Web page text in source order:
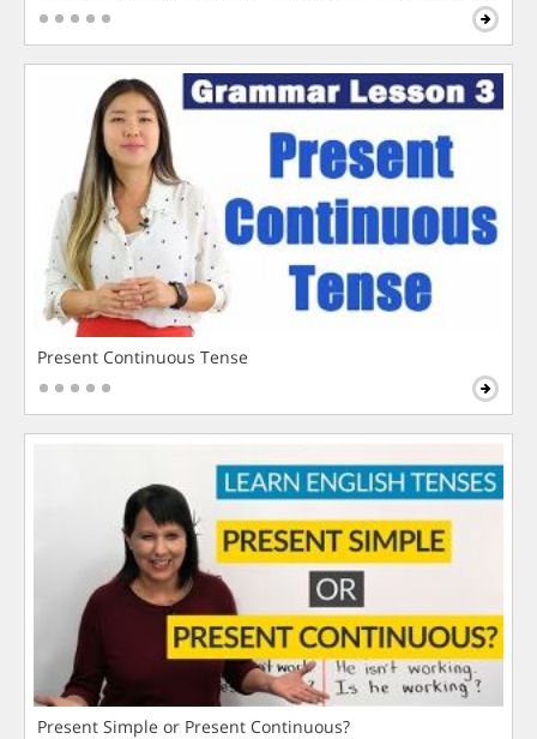
Present Continuous Tense
Present Simple or Present Continuous?